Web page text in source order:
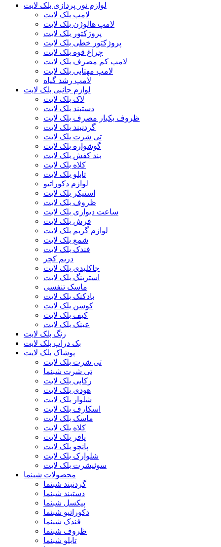
لوازم نور پردازی بلک لایت
لامپ بلک لایت
لامپ هالوژن بلک لایت
پروژکتور بلک لایت
پروژکتور خطی بلک لایت
چراغ قوه بلک لایت
لامپ کم مصرف بلک لایت
لامپ مهتابی بلک لایت
لامپ رشد گیاه
لوازم جانبی بلک لایت
لاک بلک لایت
دستبند بلک لایت
ظروف یکبار مصرف بلک لایت
گردنبند بلک لایت
تی شرت بلک لایت
گوشواره بلک لایت
بند کفش بلک لایت
کلاه بلک لایت
تابلو بلک لایت
لوازم دکوراتیو
استیکر بلک لایت
ظروف بلک لایت
ساعت دیواری بلک لایت
فرش بلک لایت
لوازم گریم بلک لایت
شمع بلک لایت
فندک بلک لایت
دریم کچر
جاکلیدی بلک لایت
استرینگ بلک لایت
ماسک تنفسی
بادکنک بلک لایت
کوسن بلک لایت
کیف بلک لایت
عینک بلک لایت
رنگ بلک لایت
بک دراپ بلک لایت
پوشاک بلک لایت
تی شرت بلک لایت
تی شرت شبنما
رکابی بلک لایت
هودی بلک لایت
شلوار بلک لایت
اسکارف بلک لایت
ماسک بلک لایت
کلاه بلک لایت
پافر بلک لایت
پانچو بلک لایت
شلوارک بلک لایت
سوئیشرت بلک لایت
محصولات شبنما
گردنبند شبنما
دستبند شبنما
پیکسل شبنما
دکوراتیو شبنما
فندک شبنما
ظروف شبنما
تابلو شبنما